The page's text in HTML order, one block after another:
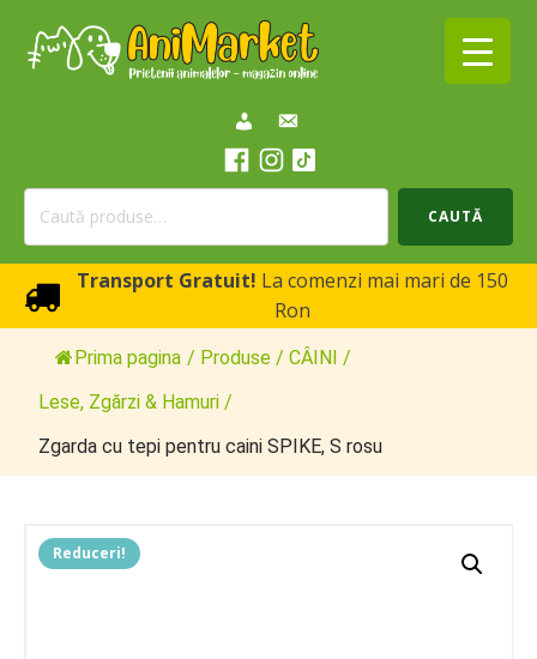
Caută
CAUTĂ
Transport Gratuit! La comenzi mai mari de 150
Ron
Prima pagina / Produse / CÂINI /
Lese, Zgărzi & Hamuri /
Zgarda cu tepi pentru caini SPIKE, S rosu
Reduceri!